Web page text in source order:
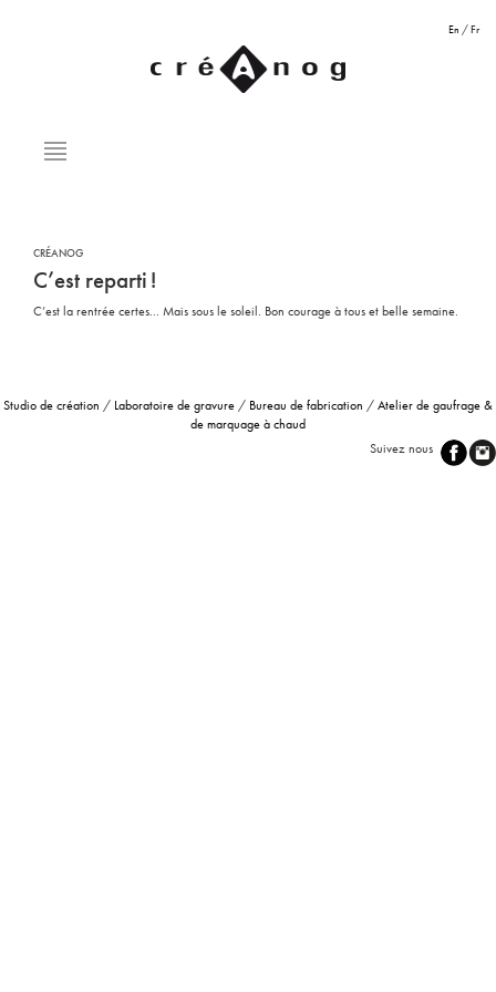
En /Fr
CRÉANOG
C’est reparti!
C’est la rentrée certes... Mais sous le soleil. Bon courage à tous et belle semaine.
Studio de création / Laboratoire de gravure / Bureau de fabrication /Atelier de gaufrage &
de marquage à chaud
Suivez nous